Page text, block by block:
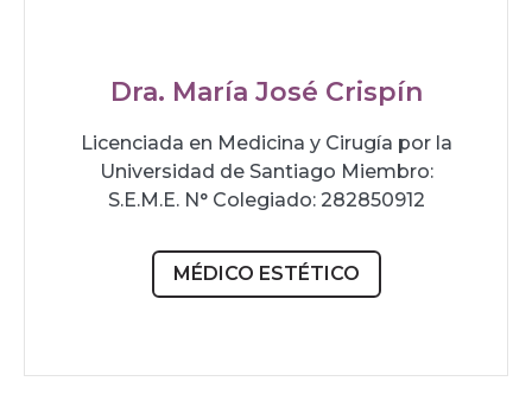
Dra. María José Crispín
Licenciada en Medicina y Cirugía por la
Universidad de Santiago Miembro:
S.E.M.E. N° Colegiado: 282850912
MÉDICO ESTÉTICO